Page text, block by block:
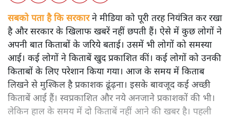
सबको पता है कि सरकारने मीडिया को पूरी तरह नियंत्रित कर रखा
है और सरकार के खिलाफ खबरें नहीं छपती हैं। ऐसे में कुछ लोगों ने
अपनी बात किताबों के जरिये बताई। उसमें भी लोगों को समस्या
आई। कई लोगों ने किताबें खुद प्रकाशित कीं। कई लोगों को उनकी
किताबों के लिए परेशान किया गया। आज के समय में किताब
लिखने से मुश्किल है प्रकाशक ढूंढ़ना। इसके बावजूद कई अच्छी
किताबें आई हैं। स्वप्रकाशित और नये अनजाने प्रकाशकों की भी।
लेकिन हाल के समय में दो किताबें नहीं आने की खबर है। पहली